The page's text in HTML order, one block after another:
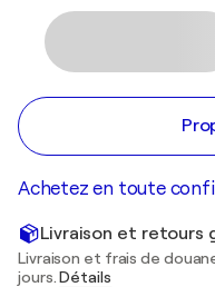
Achetez en toute
Livraison et retours
Livraison et frais de
jours.Détails